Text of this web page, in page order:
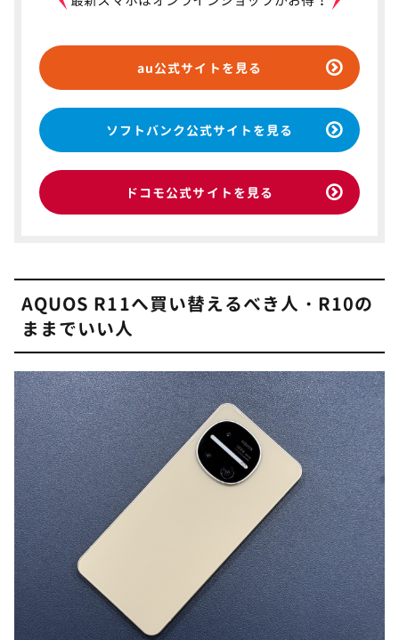
au公式サイトを見る
ソフトバンク公式サイトを見る
ドコモ公式サイトを見る
AQUOS R11へ買い替えるべき人・R10の
ままでいい人